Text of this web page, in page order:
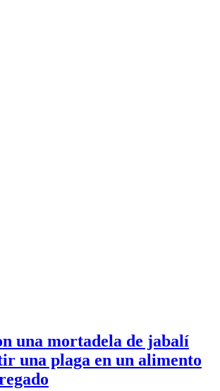
una mortadela de jabalí
una plaga en un alimento